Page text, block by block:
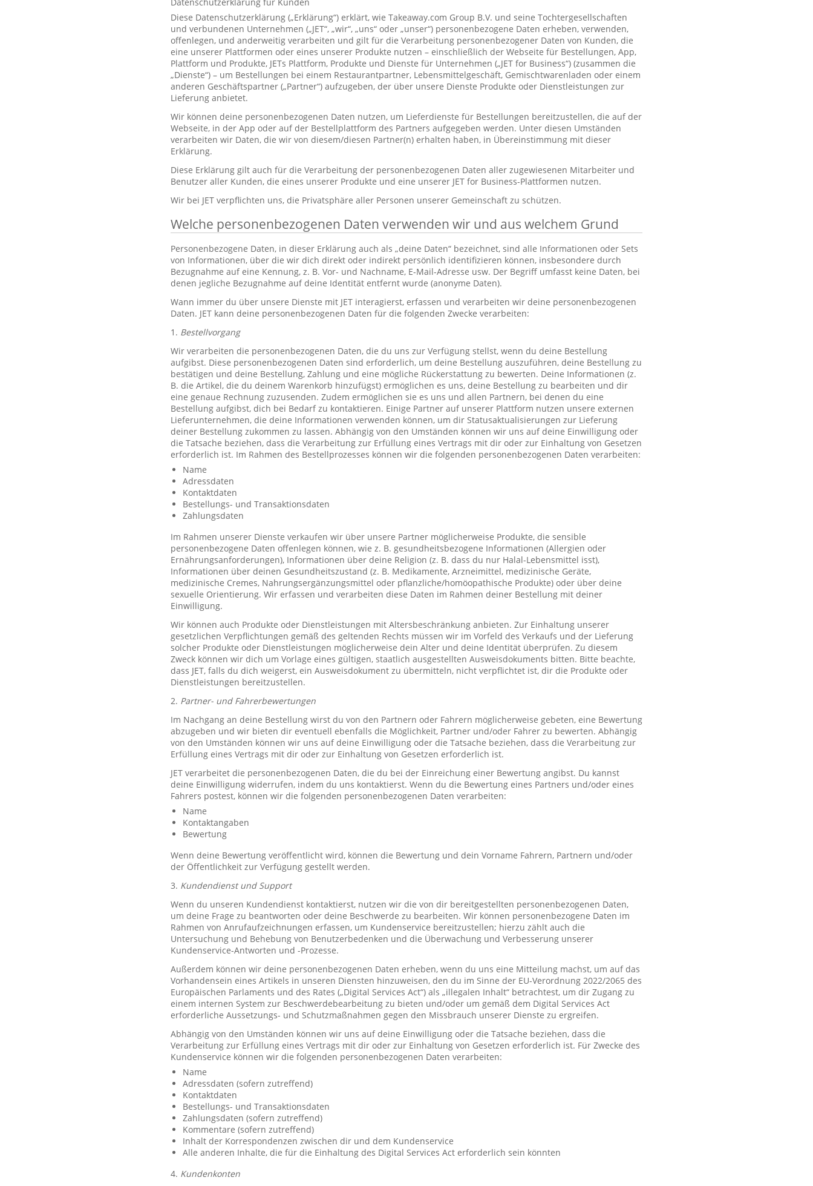
Diese Datenschutzerklärung („Erklärung“) erklärt, wie Takeaway.com Group B.V. und seine Tochtergesellschaften
und verbundenen Unternehmen („JET“, „wir“, „uns“ oder „unser“) personenbezogene Daten erheben, verwenden,
offenlegen, und anderweitig verarbeiten und gilt für die Verarbeitung personenbezogener Daten von Kunden, die
eine unserer Plattformen oder eines unserer Produkte nutzen – einschließlich der Webseite für Bestellungen, App,
Plattform und Produkte, JETs Plattform, Produkte und Dienste für Unternehmen („JET for Business“) (zusammen die
„Dienste“) – um Bestellungen bei einem Restaurantpartner, Lebensmittelgeschäft, Gemischtwarenladen oder einem
anderen Geschäftspartner („Partner“) aufzugeben, der über unsere Dienste Produkte oder Dienstleistungen zur
Lieferung anbietet.
Wir können deine personenbezogenen Daten nutzen, um Lieferdienste für Bestellungen bereitzustellen, die auf der
Webseite, in der App oder auf der Bestellplattform des Partners aufgegeben werden. Unter diesen Umständen
verarbeiten wir Daten, die wir von diesem/diesen Partner(n) erhalten haben, in Übereinstimmung mit dieser
Erklärung.
Diese Erklärung gilt auch für die Verarbeitung der personenbezogenen Daten aller zugewiesenen Mitarbeiter und
Benutzer aller Kunden, die eines unserer Produkte und eine unserer JET for Business-Plattformen nutzen.
Wir bei JET verpflichten uns, die Privatsphäre aller Personen unserer Gemeinschaft zu schützen.
Welche personenbezogenen Daten verwenden wir und aus welchem Grund
Personenbezogene Daten, in dieser Erklärung auch als „deine Daten“ bezeichnet, sind alle Informationen oder Sets
von Informationen, über die wir dich direkt oder indirekt persönlich identifizieren können, insbesondere durch
Bezugnahme auf eine Kennung, z. B. Vor- und Nachname, E-Mail-Adresse usw. Der Begriff umfasst keine Daten, bei
denen jegliche Bezugnahme auf deine Identität entfernt wurde (anonyme Daten).
Wann immer du über unsere Dienste mit JET interagierst, erfassen und verarbeiten wir deine personenbezogenen
Daten. JET kann deine personenbezogenen Daten für die folgenden Zwecke verarbeiten:
1. Bestellvorgang
Wir verarbeiten die personenbezogenen Daten, die du uns zur Verfügung stellst, wenn du deine Bestellung
aufgibst. Diese personenbezogenen Daten sind erforderlich, um deine Bestellung auszuführen, deine Bestellung zu
bestätigen und deine Bestellung, Zahlung und eine mögliche Rückerstattung zu bewerten. Deine Informationen (z.
B. die Artikel, die du deinem Warenkorb hinzufügst) ermöglichen es uns, deine Bestellung zu bearbeiten und dir
eine genaue Rechnung zuzusenden. Zudem ermöglichen sie es uns und allen Partnern, bei denen du eine
Bestellung aufgibst, dich bei Bedarf zu kontaktieren. Einige Partner auf unserer Plattform nutzen unsere externen
Lieferunternehmen, die deine Informationen verwenden können, um dir Statusaktualisierungen zur Lieferung
deiner Bestellung zukommen zu lassen. Abhängig von den Umständen können wir uns auf deine Einwilligung oder
die Tatsache beziehen, dass die Verarbeitung zur Erfüllung eines Vertrags mit dir oder zur Einhaltung von Gesetzen
erforderlich ist. Im Rahmen des Bestellprozesses können wir die folgenden personenbezogenen Daten verarbeiten:
Name
Adressdaten
Kontaktdaten
Bestellungs- und Transaktionsdaten
Zahlungsdaten
Im Rahmen unserer Dienste verkaufen wir über unsere Partner möglicherweise Produkte, die sensible
personenbezogene Daten offenlegen können, wie z. B. gesundheitsbezogene Informationen (Allergien oder
Ernährungsanforderungen), Informationen über deine Religion (z. B. dass du nur Halal-Lebensmittel isst),
Informationen über deinen Gesundheitszustand (z. B. Medikamente, Arzneimittel, medizinische Geräte,
medizinische Cremes, Nahrungsergänzungsmittel oder pflanzliche/homöopathische Produkte) oder über deine
sexuelle Orientierung. Wir erfassen und verarbeiten diese Daten im Rahmen deiner Bestellung mit deiner
Einwilligung.
Wir können auch Produkte oder Dienstleistungen mit Altersbeschränkung anbieten. Zur Einhaltung unserer
gesetzlichen Verpflichtungen gemäß des geltenden Rechts müssen wir im Vorfeld des Verkaufs und der Lieferung
solcher Produkte oder Dienstleistungen möglicherweise dein Alter und deine Identität überprüfen. Zu diesem
Zweck können wir dich um Vorlage eines gültigen, staatlich ausgestellten Ausweisdokuments bitten. Bitte beachte,
dass JET, falls du dich weigerst, ein Ausweisdokument zu übermitteln, nicht verpflichtet ist, dir die Produkte oder
Dienstleistungen bereitzustellen.
2. Partner- und Fahrerbewertungen
Im Nachgang an deine Bestellung wirst du von den Partnern oder Fahrern möglicherweise gebeten, eine Bewertung
abzugeben und wir bieten dir eventuell ebenfalls die Möglichkeit, Partner und/oder Fahrer zu bewerten. Abhängig
von den Umständen können wir uns auf deine Einwilligung oder die Tatsache beziehen, dass die Verarbeitung zur
Erfüllung eines Vertrags mit dir oder zur Einhaltung von Gesetzen erforderlich ist.
JET verarbeitet die personenbezogenen Daten, die du bei der Einreichung einer Bewertung angibst. Du kannst
deine Einwilligung widerrufen, indem du uns kontaktierst. Wenn du die Bewertung eines Partners und/oder eines
Fahrers postest, können wir die folgenden personenbezogenen Daten verarbeiten:
Name
Kontaktangaben
Bewertung
Wenn deine Bewertung veröffentlicht wird, können die Bewertung und dein Vorname Fahrern, Partnern und/oder
der Öffentlichkeit zur Verfügung gestellt werden.
3. Kundendienst und Support
Wenn du unseren Kundendienst kontaktierst, nutzen wir die von dir bereitgestellten personenbezogenen Daten,
um deine Frage zu beantworten oder deine Beschwerde zu bearbeiten. Wir können personenbezogene Daten im
Rahmen von Anrufaufzeichnungen erfassen, um Kundenservice bereitzustellen; hierzu zählt auch die
Untersuchung und Behebung von Benutzerbedenken und die Überwachung und Verbesserung unserer
Kundenservice-Antworten und -Prozesse.
Außerdem können wir deine personenbezogenen Daten erheben, wenn du uns eine Mitteilung machst, um auf das
Vorhandensein eines Artikels in unseren Diensten hinzuweisen, den du im Sinne der EU-Verordnung 2022/2065 des
Europäischen Parlaments und des Rates („Digital Services Act“) als „illegalen Inhalt“ betrachtest, um dir Zugang zu
einem internen System zur Beschwerdebearbeitung zu bieten und/oder um gemäß dem Digital Services Act
erforderliche Aussetzungs- und Schutzmaßnahmen gegen den Missbrauch unserer Dienste zu ergreifen.
Abhängig von den Umständen können wir uns auf deine Einwilligung oder die Tatsache beziehen, dass die
Verarbeitung zur Erfüllung eines Vertrags mit dir oder zur Einhaltung von Gesetzen erforderlich ist. Für Zwecke des
Kundenservice können wir die folgenden personenbezogenen Daten verarbeiten:
Name
Adressdaten (sofern zutreffend)
Kontaktdaten
Bestellungs- und Transaktionsdaten
Zahlungsdaten (sofern zutreffend)
Kommentare (sofern zutreffend)
Inhalt der Korrespondenzen zwischen dir und dem Kundenservice
Alle anderen Inhalte, die für die Einhaltung des Digital Services Act erforderlich sein könnten
4. Kundenkonten